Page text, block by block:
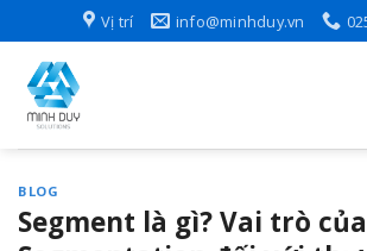
to
content
Vị trí info@minhduy.vn
BLOG
Segment là gì? Vai trò của